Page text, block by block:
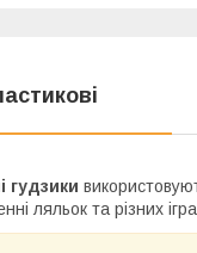
гудзики
ляльок та різних